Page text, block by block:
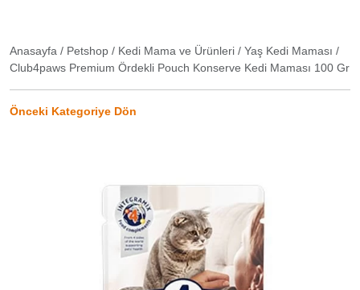
Anasayfa / Petshop / Kedi Mama ve Ürünleri / Yaş Kedi Maması /
Club4paws Premium Ördekli Pouch Konserve Kedi Maması 100 Gr
Önceki Kategoriye Dön